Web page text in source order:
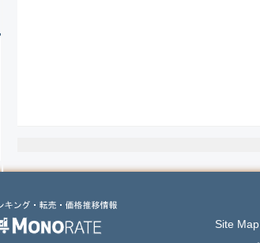
Site Map